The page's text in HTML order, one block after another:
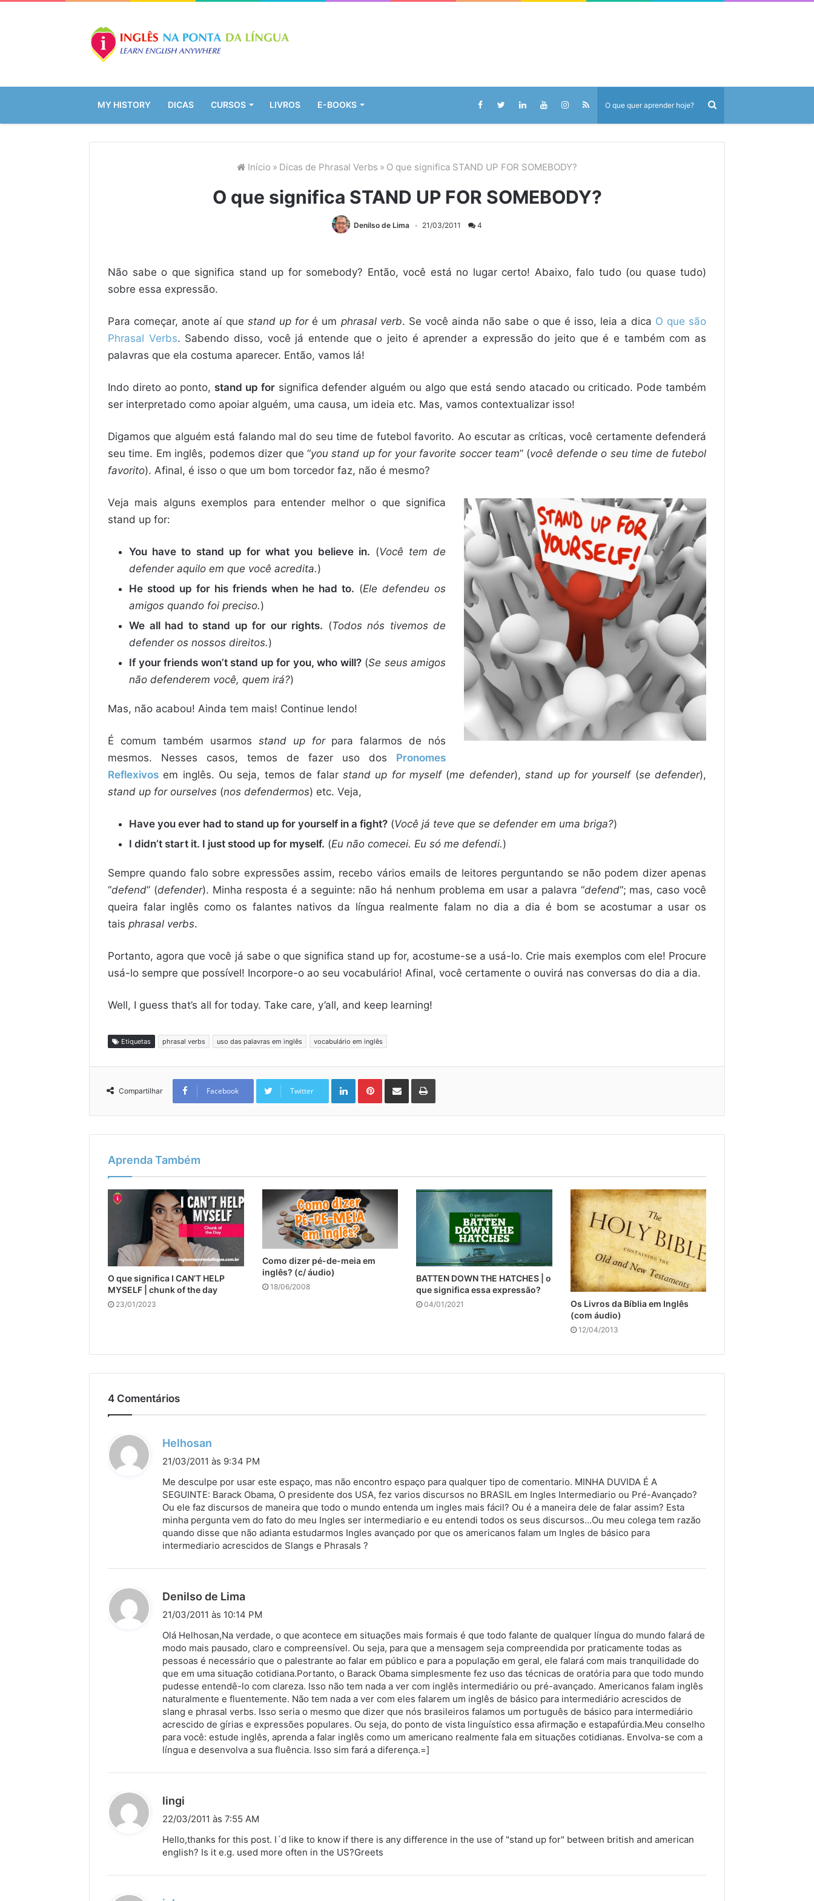
MY HISTORY DICAS CURSOS LIVROS E-BOOKS
Início » Dicas de Phrasal Verbs » O que significa STAND UP FOR SOMEBODY?
O que significa STAND UP FOR SOMEBODY?
Denilso de Lima 21/03/2011 4
Não sabe o que significa stand up for somebody? Então, você está no lugar certo! Abaixo, falo tudo (ou quase tudo)
sobre essa expressão.
Para começar, anote aí que stand up foré um phrasal verb. Se você ainda não sabe o que é isso, leia a dica O que são
Phrasal Verbs. Sabendo disso, você já entende que o jeito é aprender a expressão do jeito que é e também com as
palavras que ela costuma aparecer. Então, vamos lá!
Indo direto ao ponto,stand up forsignifica defender alguém ou algo que está sendo atacado ou criticado. Pode também
ser interpretado como apoiar alguém, uma causa, um ideia etc. Mas, vamos contextualizar isso!
Digamos que alguém está falando mal do seu time de futebol favorito. Ao escutar as críticas, você certamente defenderá
seu time. Em inglês, podemos dizer que “you stand up for your favorite soccer team” (você defende o seu time de futebol
favorito). Afinal, é isso o que um bom torcedor faz, não é mesmo?
Veja mais alguns exemplos para entender melhor o que significa
stand up for:
You have to stand up for what you believe in. (Você tem de
defender aquilo em que você acredita.)
He stood up for his friends when he had to. (Ele defendeu os
amigos quando foi preciso.)
We all had to stand up for our rights. (Todos nós tivemos de
defender os nossos direitos.)
If your friends won’t stand up for you, who will?(Se seus amigos
não defenderem você, quem irá?)
Mas, não acabou! Ainda tem mais! Continue lendo!
É comum também usarmos stand up forpara falarmos de nós
mesmos. Nesses casos, temos de fazer uso dos Pronomes
Reflexivos em inglês. Ou seja, temos de falar stand up for myself(me defender),stand up for yourself(se defender),
stand up for ourselves (nos defendermos) etc. Veja,
Have you ever had to stand up for yourself in a fight? (Você já teve que se defender em uma briga?)
I didn’t start it. I just stood up for myself. (Eu não comecei. Eu só me defendi.)
Sempre quando falo sobre expressões assim, recebo vários emails de leitores perguntando se não podem dizer apenas
“defend” (defender). Minha resposta é a seguinte: não há nenhum problema em usar a palavra “defend“; mas, caso você
queira falar inglês como os falantes nativos da língua realmente falam no dia a dia é bom se acostumar a usar os
tais phrasal verbs.
Portanto, agora que você já sabe o que significa stand up for, acostume-se a usá-lo. Crie mais exemplos com ele! Procure
usá-lo sempre que possível! Incorpore-o ao seu vocabulário! Afinal, você certamente o ouvirá nas conversas do dia a dia.
Well, I guess that’s all for today. Take care, y’all, and keep learning!
Etiquetas phrasal verbs uso das palavras em inglês vocabulário em inglês
Compartilhar Facebook Twitter
LinkedinPinterest
Compartilhar via e-mail Imprimir
Aprenda Também
O que significa I CAN’T HELP
MYSELF | chunk of the day
23/01/2023
Como dizer pé-de-meia em
inglês? (c/ áudio)
18/06/2008
BATTEN DOWN THE HATCHES | o
que significa essa expressão?
04/01/2021
Os Livros da Bíblia em Inglês
(com áudio)
12/04/2013
4 Comentários
Helhosan
i
s
e
:
21/03/2011 às 9:34 PM
Me desculpe por usar este espaço, mas não encontro espaço para qualquer tipo de comentario. MINHA DUVIDA É A
SEGUINTE: Barack Obama, O presidente dos USA, fez varios discursos no BRASIL em Ingles Intermediario ou Pré-Avançado?
Ou ele faz discursos de maneira que todo o mundo entenda um ingles mais fácil? Ou é a maneira dele de falar assim? Esta
minha pergunta vem do fato do meu Ingles ser intermediario e eu entendi todos os seus discursos…Ou meu colega tem razão
quando disse que não adianta estudarmos Ingles avançado por que os americanos falam um Ingles de básico para
intermediario acrescidos de Slangs e Phrasals ?
Denilso de Lima
s
e
:
21/03/2011 às 10:14 PM
Olá Helhosan,Na verdade, o que acontece em situações mais formais é que todo falante de qualquer língua do mundo falará de
modo mais pausado, claro e compreensível. Ou seja, para que a mensagem seja compreendida por praticamente todas as
pessoas é necessário que o palestrante ao falar em público e para a população em geral, ele falará com mais tranquilidade do
que em uma situação cotidiana.Portanto, o Barack Obama simplesmente fez uso das técnicas de oratória para que todo mundo
pudesse entendê-lo com clareza. Isso não tem nada a ver com inglês intermediário ou pré-avançado. Americanos falam inglês
naturalmente e fluentemente. Não tem nada a ver com eles falarem um inglês de básico para intermediário acrescidos de
slang e phrasal verbs. Isso seria o mesmo que dizer que nós brasileiros falamos um português de básico para intermediário
acrescido de gírias e expressões populares. Ou seja, do ponto de vista linguístico essa afirmação e estapafúrdia.Meu conselho
para você: estude inglês, aprenda a falar inglês como um americano realmente fala em situações cotidianas. Envolva-se com a
língua e desenvolva a sua fluência. Isso sim fará a diferença.=]
lingi
i
s
22/03/2011 às 7:55 AM
Hello,thanks for this post. I´d like to know if there is any difference in the use of "stand up for" between british and american
english? Is it e.g. used more often in the US?Greets